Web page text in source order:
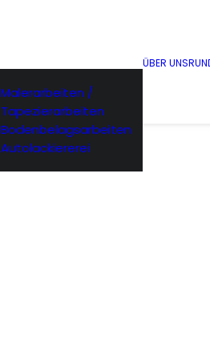
Malerarbeiten /
Tapezierarbeiten
Bodenbelagsarbeiten
Autolackiererei
ÜBER UNS